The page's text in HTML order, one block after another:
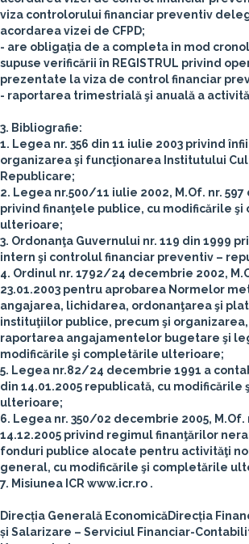
viza controlorului financiar preventiv
acordarea vizei de CFPD;
- are obligația de a completa in mod
supuse verificării în REGISTRUL privind
prezentate la viza de control financiar
- raportarea trimestrială şi anuală a
3. Bibliografie:
1. Legea nr. 356 din 11 iulie 2003 privind
organizarea şi funcţionarea Institutului
Republicare;
2. Legea nr.500/11 iulie 2002, M.Of. nr. 597
privind finanţele publice, cu modificările
ulterioare;
3. Ordonanţa Guvernului nr. 119 din 1999
intern şi controlul financiar preventiv –
4. Ordinul nr. 1792/24 decembrie 2002,
23.01.2003 pentru aprobarea Normelor
angajarea, lichidarea, ordonanţarea şi
instituţiilor publice, precum şi
raportarea angajamentelor bugetare şi
modificările şi completările ulterioare;
5. Legea nr.82/24 decembrie 1991 a
din 14.01.2005 republicată, cu modificările
ulterioare;
6. Legea nr. 350/02 decembrie 2005, M.Of.
14.12.2005 privind regimul finanţărilor
fonduri publice alocate pentru activităţi
general, cu modificările şi completările
7. Misiunea ICR www.icr.ro .
Direcția Generală EconomicăDirecția
și Salarizare – Serviciul Financiar-